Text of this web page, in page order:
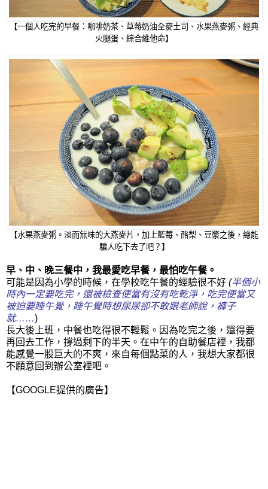
【一個人吃完的早餐：咖啡奶茶、草莓奶油全麥土司、水果燕麥粥、經典
火腿蛋、綜合維他命】
【水果燕麥粥。淡而無味的大燕麥片，加上藍莓、酪梨、豆漿之後，總能
騙人吃下去了吧？】
早、中、晚三餐中，我最愛吃早餐，最怕吃午餐。
可能是因為小學的時候，在學校吃午餐的經驗很不好 (半個小
時內一定要吃完，還被檢查便當有沒有吃乾淨，吃完便當又
被迫要睡午覺，睡午覺時想尿尿卻不敢跟老師說，褲子
就……)
長大後上班，中餐也吃得很不輕鬆。因為吃完之後，還得要
再回去工作，撐過剩下的半天。在中午的自助餐店裡，我都
能感覺一股巨大的不爽，來自每個點菜的人，我想大家都很
不願意回到辦公室裡吧。
【GOOGLE提供的廣告】